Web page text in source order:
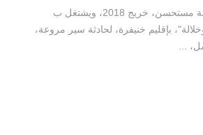
تعرض اﻷستاذ أسامة مستحسن، خريج 2018، ويشتغل ب
بإقليم خنيفرة، لحادثة سير مروعة،
...